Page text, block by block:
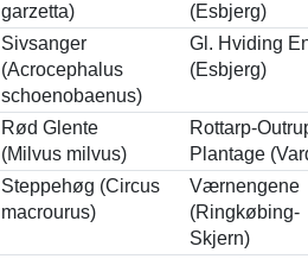
garzetta)
(Esbjerg)
Sivsanger
(Acrocephalus
schoenobaenus)
Gl. Hviding
(Esbjerg)
Rød Glente
(Milvus milvus)
Rottarp-
Plantage
Steppehøg (Circus
macrourus)
Værnengene
(Ringkøbing-
Skjern)